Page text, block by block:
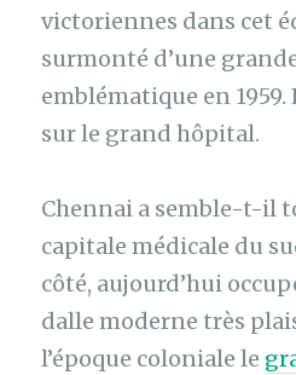
victoriennes dans cet
surmonté d’une
emblématique en 1959.
sur le grand hôpital.
Chennai a semble-t-il
capitale médicale du
côté, aujourd’hui
dalle moderne très
l’époque coloniale le